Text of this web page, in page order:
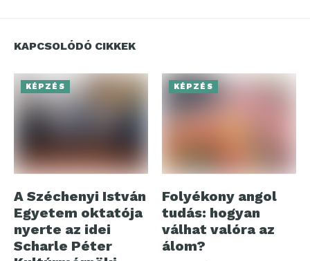
KAPCSOLÓDÓ CIKKEK
KÉPZÉS
A Széchenyi István
Egyetem oktatója
nyerte az idei
Scharle Péter
KÉPZÉS
Folyékony angol
tudás: hogyan
válhat valóra az
álom?